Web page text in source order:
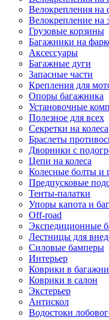
Велокрепления на
Велокрепление на
Грузовые корзины
Багажники на
Аксессуары
Багажные дуги
Запасные части
Крепления для
Опоры багажника
Установочные
Полезное для всех
Секретки на колеса
Браслеты
Дворники с
Цепи на колеса
Колесные болты и
Предпусковые
Тенты-палатки
Упоры капота и
Off-road
Экспедиционные
Лестницы для
Силовые бамперы
Интерьер
Коврики в
Коврики в салон
Экстерьер
Антискол
Водостоки